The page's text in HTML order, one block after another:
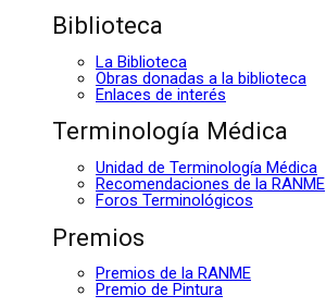
Biblioteca
La Biblioteca
Obras donadas a la biblioteca
Enlaces de interés
Terminología Médica
Unidad de Terminología Médica
Recomendaciones de la RANME
Foros Terminológicos
Premios
Premios de la RANME
Premio de Pintura